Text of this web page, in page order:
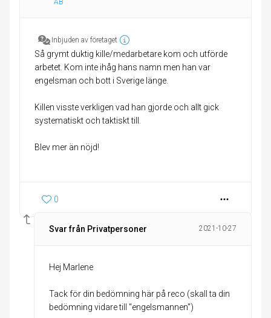
AB
Inbjuden av företaget
Så grymt duktig kille/medarbetare kom och utförde
arbetet. Kom inte ihåg hans namn men han var
engelsman och bott i Sverige länge.
Killen visste verkligen vad han gjorde och allt gick
systematiskt och taktiskt till.
Blev mer än nöjd!
0
Svar från Privatpersoner 2021-10-27
Hej Marlene
Tack för din bedömning här på reco (skall ta din
bedömning vidare till "engelsmannen")